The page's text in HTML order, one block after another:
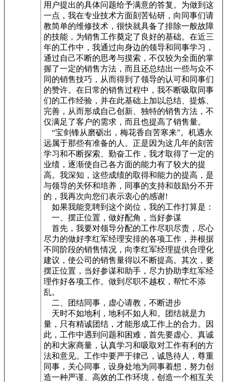
用户提出的具体问题给予满意的答复。为做到这
一点，我在专业技术方面刻苦钻研，向同事们请
教简单的维修技术，很快就具备了排除一般故障
的技能，为销售工作奠定了良好的基础。在近三
年的工作中，我通过向身边的领导和同事学习，
通过自己不断的思考与摸索，不仅较为全面的掌
握了一定的销售方法，而且还总结出一些与众不
同的销售技巧，从而得到了领导的认可和同事们
的赞许。在日常的销售过程中，我不断吸取同事
们的工作经验，并在此基础上加以总结、提炼、
完善，从而形成自己创新、独特的销售方法，不
仅满足了客户的需求，而且也提高了销售量。
“宝剑锋从磨砺出，梅花香自苦寒来”。机遇永
远属于那些有准备的人。正是因为这几年的刻苦
学习和不断探索、勤奋工作，我才取得了一定的
业绩，逐渐使自己各方面的能力有了较大的提
高。我深知，这些成绩的取得和能力的提高，是
与领导的关怀和培养，同事的支持和鼓励分不开
的，我再次向您们表示衷心的感谢!
如果我能竞聘到这个岗位，我的工作打算是：
一、摆正位置，做好配角，当好参谋
首先，我要对领导分配的工作尽职尽责，尽心
尽力的做好李红军经理安排的各项工作，并根据
不同阶段的销售情况，向李红军经理提供合理化
建议，使公司的销售量得以不断提高。其次，要
摆正位置，当好参谋和助手，尽力协助李红军经
理作好各项工作。做到尽职不越权，帮忙不添
乱。
二、团结同事，虚心请教，不断进步
天时不如地利，地利不如人和。团结就是力
量，只有精诚团结，才能形成工作上的合力。因
此，工作中遇到问题和困难，首先要虚心、真诚
的和大家商量，认真学习和吸取对工作有利的方
法和意见。工作中要严于律己，诚恳待人，尊重
同事，关心同事，设身处地为同事着想，努力创
造一种严谨、高效的工作环境，创造一个相互关